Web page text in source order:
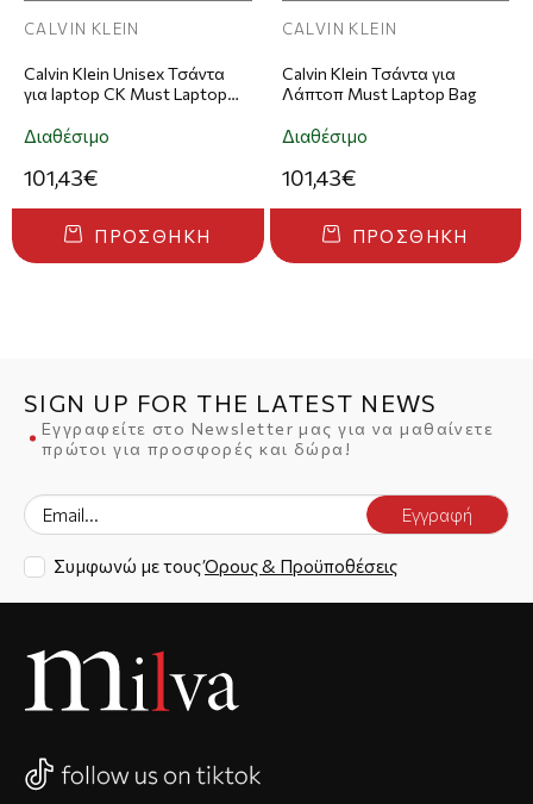
CALVIN KLEIN
Calvin Klein Unisex Τσάντα
για laptop CK Must Laptop
Διαθέσιμο
101,43€
ΠΡΟΣΘΉΚΗ
CALVIN KLEIN
Calvin Klein Τσάντα για
Λάπτοπ Must Laptop Bag
Διαθέσιμο
101,43€
ΠΡΟΣΘΉΚΗ
SIGN UP FOR THE LATEST NEWS
Εγγραφείτε στο Newsletter μας για να μαθαίνετε
πρώτοι για προσφορές και δώρα!
Εγγραφή
Συμφωνώ με τουςΌρους & Προϋποθέσεις